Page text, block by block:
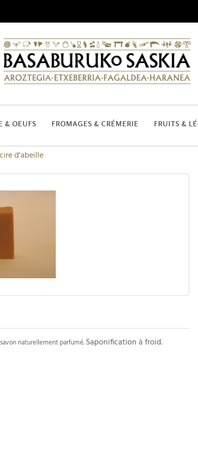
& OEUFS FROMAGES & CRÉMERIE FRUITS &
d'abeille
naturellement parfumé. Saponification à froid.